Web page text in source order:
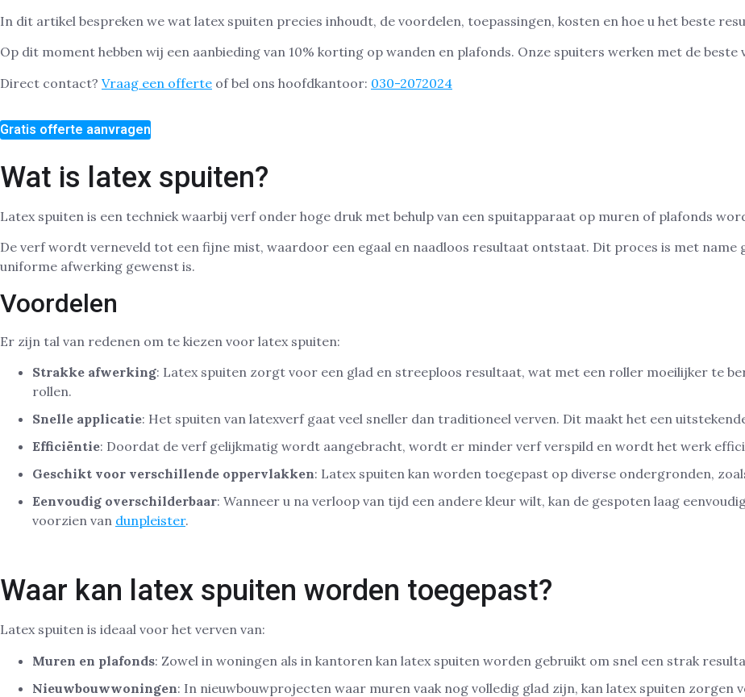
In dit artikel bespreken we wat latex spuiten precies inhoudt, de voordelen, toepassingen, kosten en hoe u het beste
Op dit moment hebben wij een aanbieding van 10% korting op wanden en plafonds. Onze spuiters werken met de
Direct contact? Vraag een offerte of bel ons hoofdkantoor: 030-2072024
Gratis offerte aanvragen
Wat is latex spuiten?
Latex spuiten is een techniek waarbij verf onder hoge druk met behulp van een spuitapparaat op muren of plafonds
De verf wordt verneveld tot een fijne mist, waardoor een egaal en naadloos resultaat ontstaat. Dit proces is met
uniforme afwerking gewenst is.
Voordelen
Er zijn tal van redenen om te kiezen voor latex spuiten:
Strakke afwerking: Latex spuiten zorgt voor een glad en streeploos resultaat, wat met een roller moeilijker te
rollen.
Snelle applicatie: Het spuiten van latexverf gaat veel sneller dan traditioneel verven. Dit maakt het een
Efficiëntie: Doordat de verf gelijkmatig wordt aangebracht, wordt er minder verf verspild en wordt het werk
Geschikt voor verschillende oppervlakken: Latex spuiten kan worden toegepast op diverse ondergronden,
Eenvoudig overschilderbaar: Wanneer u na verloop van tijd een andere kleur wilt, kan de gespoten laag
voorzien van dunpleister.
Waar kan latex spuiten worden toegepast?
Latex spuiten is ideaal voor het verven van:
Muren en plafonds: Zowel in woningen als in kantoren kan latex spuiten worden gebruikt om snel een strak
Nieuwbouwwoningen: In nieuwbouwprojecten waar muren vaak nog volledig glad zijn, kan latex spuiten zorgen